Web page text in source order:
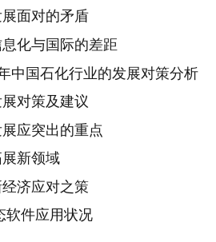
面对的矛盾
化与国际的差距
中国石化行业的发展对策分析
对策及建议
应突出的重点
新领域
济应对之策
软件应用状况